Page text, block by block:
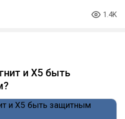
1.4K
и X5 быть